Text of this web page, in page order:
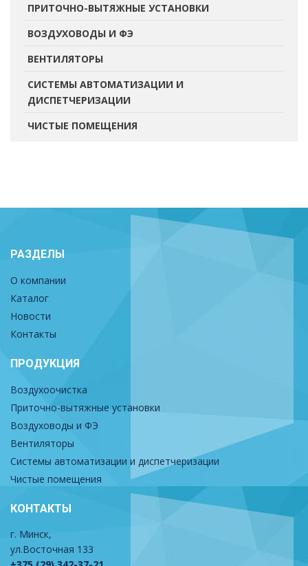
ПРИТОЧНО-ВЫТЯЖНЫЕ УСТАНОВКИ
ВОЗДУХОВОДЫ И ФЭ
ВЕНТИЛЯТОРЫ
СИСТЕМЫ АВТОМАТИЗАЦИИ И
ДИСПЕТЧЕРИЗАЦИИ
ЧИСТЫЕ ПОМЕЩЕНИЯ
РАЗДЕЛЫ
О компании
Каталог
Новости
Контакты
ПРОДУКЦИЯ
Воздухоочистка
Приточно-вытяжные установки
Воздуховоды и ФЭ
Вентиляторы
Системы автоматизации и диспетчеризации
Чистые помещения
КОНТАКТЫ
г. Минск,
ул.Восточная 133